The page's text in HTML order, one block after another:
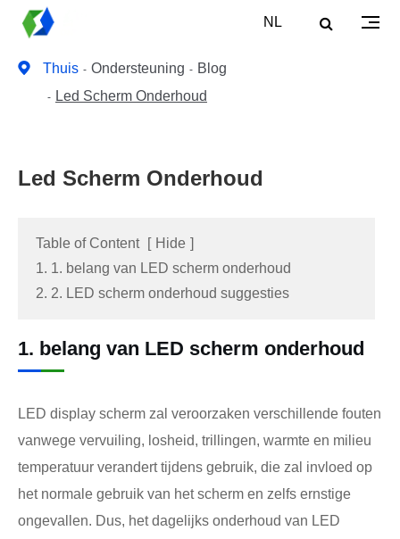
NL
Thuis Ondersteuning
Blog
Led Scherm Onderhoud
Led Scherm Onderhoud
Table of Content Hide
1. 1. belang van LED scherm onderhoud
2. 2. LED scherm onderhoud suggesties
1. belang van LED scherm onderhoud
LED display scherm zal veroorzaken verschillende fouten
vanwege vervuiling, losheid, trillingen, warmte en milieu
temperatuur verandert tijdens gebruik, die zal invloed op
het normale gebruik van het scherm en zelfs ernstige
ongevallen. Dus, het dagelijks onderhoud van LED